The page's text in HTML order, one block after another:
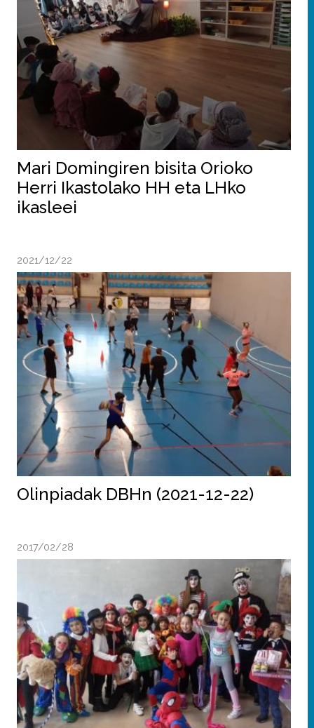
Mari Domingiren bisita Orioko
Herri Ikastolako HH eta LHko
ikasleei
2021/12/22
Olinpiadak DBHn (2021-12-22)
2017/02/28